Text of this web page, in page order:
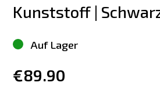
Kunststoff |
Auf Lager
€89.90